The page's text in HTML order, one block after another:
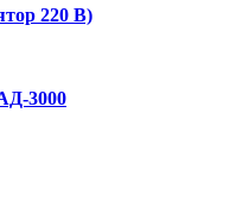
220 В)
3000